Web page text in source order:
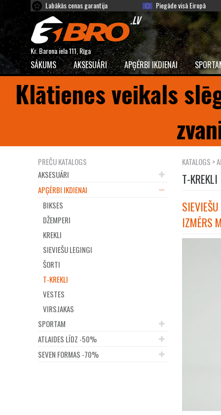
Labākās cenas garantija Piegāde visā Eiropā
Kr. Barona iela 111, Rīga
SĀKUMS AKSESUĀRI APĢĒRBI IKDIENAI
Klātienes veikals
PREČU KATALOGS
AKSESUĀRI
APĢĒRBI IKDIENAI
BIKSES
DŽEMPERI
KREKLI
SIEVIEŠU LEGINGI
ŠORTI
T-KREKLI
VESTES
VIRSJAKAS
SPORTAM
ATLAIDES LĪDZ -50%
SEVEN FORMAS -70%
KATALOGS >
T-KREKLI
IZMĒRS